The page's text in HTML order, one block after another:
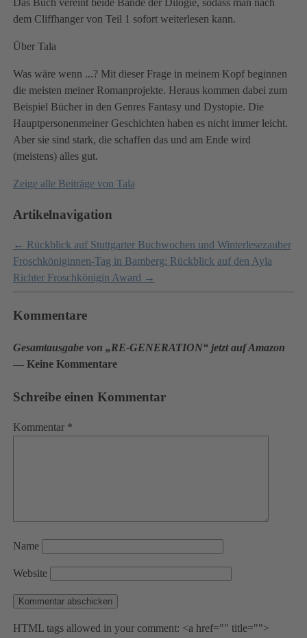
Das Buch vereint beide Bände der Dilogie, sodass man nach
dem Cliffhanger von Teil 1 sofort weiterlesen kann.
Über Tala
Was wäre wenn ...? Mit dieser Frage in meinem Kopf beginnen
die meisten meiner Romanprojekte. Heraus kommen dabei zum
Beispiel Bücher in den Genres Fantasy und Dystopie. Die
Hauptpersonenmeiner Geschichten haben es nicht immer leicht.
Aber sie sind stark, die schaffen das und am Ende wird
(meistens) alles gut.
Zeige alle Beiträge von Tala
Artikelnavigation
← Rückblick auf Stuttgarter Buchwochen und Winterlesezauber
Froschköniginnen-Tag in Bamberg: Rückblick auf den Ayla
Richter Froschkönigin Award →
Kommentare
Gesamtausgabe von „RE-GENERATION“ jetzt auf Amazon
— Keine Kommentare
Schreibe einen Kommentar
Kommentar *
Name
Website
HTML tags allowed in your comment: <a href="" title="">